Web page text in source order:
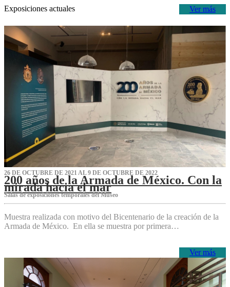
Ver más
Exposiciones actuales
26 DE OCTUBRE DE 2021 AL 9 DE OCTUBRE DE 2022
200 años de la Armada de México. Con la
mirada hacia el mar
Salas de exposiciones temporales del Museo‌
Muestra realizada con motivo del Bicentenario de la creación de la
Armada de México. En ella se muestra por primera…
Ver más